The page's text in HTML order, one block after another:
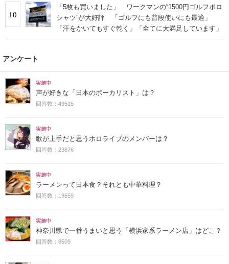
10
「5枚も買いました」 ワークマンの“1500円ゴルフポロ
シャツ”が大好評 「ゴルフにも普段使いにも最適」
「汗をかいてもすぐ乾く」「全てに大満足しています」
アンケート
実施中
声が好きな「日本のボーカリスト」は？
回答数：49515
実施中
歌が上手だと思うホロライブのメンバーは？
回答数：23876
実施中
ラーメンって日本食？それとも中華料理？
回答数：19659
実施中
神奈川県で一番うまいと思う「横浜家系ラーメン店」はどこ？
回答数：8509